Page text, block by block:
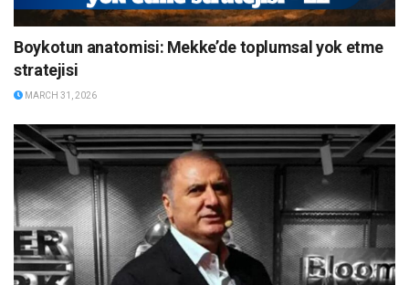
Boykotun anatomisi: Mekke’de toplumsal yok etme
stratejisi
MARCH 31, 2026